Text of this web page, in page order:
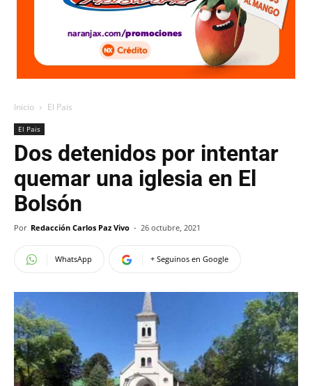
Inicio El Pais
El Pais
Dos detenidos por intentar
quemar una iglesia en El
Bolsón
Por Redacción Carlos Paz Vivo - 26 octubre, 2021
WhatsApp + Seguinos en Google